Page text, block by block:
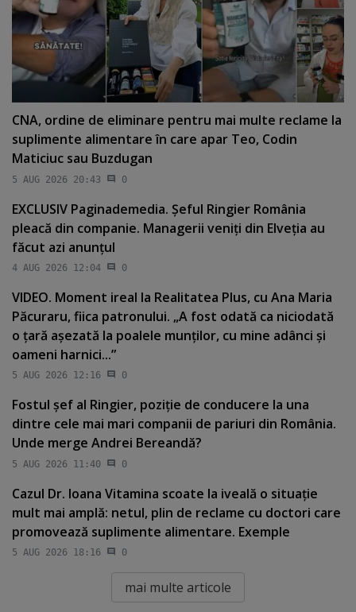
CNA, ordine de eliminare pentru mai multe reclame la
suplimente alimentare în care apar Teo, Codin
Maticiuc sau Buzdugan
5 AUG 2026 20:43 0
EXCLUSIV Paginademedia. Şeful Ringier România
pleacă din companie. Managerii veniţi din Elveţia au
făcut azi anunţul
4 AUG 2026 12:04 0
VIDEO. Moment ireal la Realitatea Plus, cu Ana Maria
Păcuraru, fiica patronului. „A fost odată ca niciodată
o ţară aşezată la poalele munţilor, cu mine adânci şi
oameni harnici...”
5 AUG 2026 12:16 0
Fostul şef al Ringier, poziţie de conducere la una
dintre cele mai mari companii de pariuri din România.
Unde merge Andrei Bereandă?
5 AUG 2026 11:40 0
Cazul Dr. Ioana Vitamina scoate la iveală o situaţie
mult mai amplă: netul, plin de reclame cu doctori care
promovează suplimente alimentare. Exemple
5 AUG 2026 18:16 0
mai multe articole